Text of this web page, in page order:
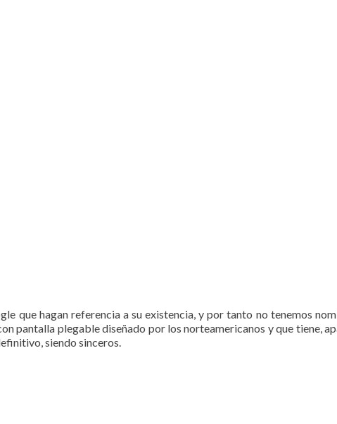
que hagan referencia a su existencia, y por tanto no tenemos
pantalla plegable diseñado por los norteamericanos y que tiene,
siendo sinceros.